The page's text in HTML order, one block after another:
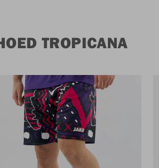
TROPICANA